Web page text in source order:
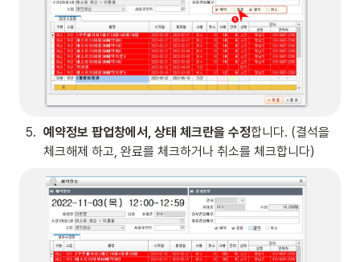
5. 예약정보 팝업창에서, 상태 체크란을 수정합니다. (결석을
체크해제 하고, 완료를 체크하거나 취소를 체크합니다)